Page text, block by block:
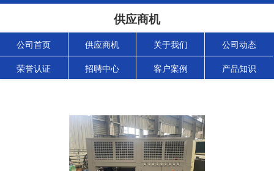
供应商机
公司首页 供应商机 关于我们 公司动态
荣誉认证 招聘中心 客户案例 产品知识